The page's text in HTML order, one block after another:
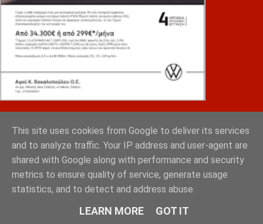
ΛΥΜΠΕΡΟΠΟΥΛΟΣ
This site uses cookies from Google to deliver its services
and to analyze traffic. Your IP address and user-agent are
shared with Google along with performance and security
metrics to ensure quality of service, generate usage
statistics, and to detect and address abuse.
LEARN MORE GOT IT